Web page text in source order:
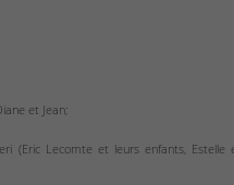
et Jean;
(Eric Lecomte et leurs enfants,